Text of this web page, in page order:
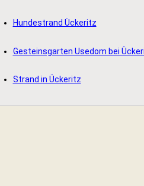
Hundestrand Ückeritz
Gesteinsgarten Usedom bei
Strand in Ückeritz